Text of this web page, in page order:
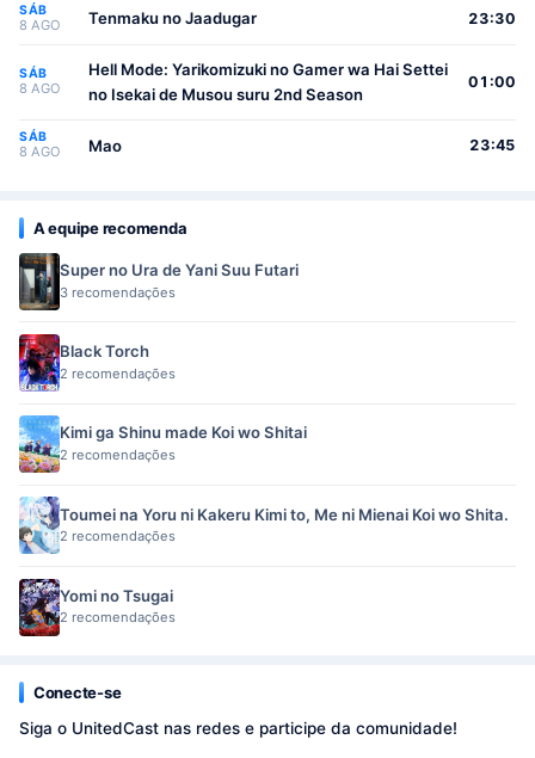
SÁB
8 AGO Tenmaku no Jaadugar 23:30
SÁB
8 AGO
Hell Mode: Yarikomizuki no Gamer wa Hai Settei
no Isekai de Musou suru 2nd Season
01:00
SÁB
8 AGO Mao 23:45
A equipe recomenda
Super no Ura de Yani Suu Futari
3 recomendações
Black Torch
2 recomendações
Kimi ga Shinu made Koi wo Shitai
2 recomendações
Toumei na Yoru ni Kakeru Kimi to, Me ni Mienai Koi wo Shita.
2 recomendações
Yomi no Tsugai
2 recomendações
Conecte-se
Siga o UnitedCast nas redes e participe da comunidade!